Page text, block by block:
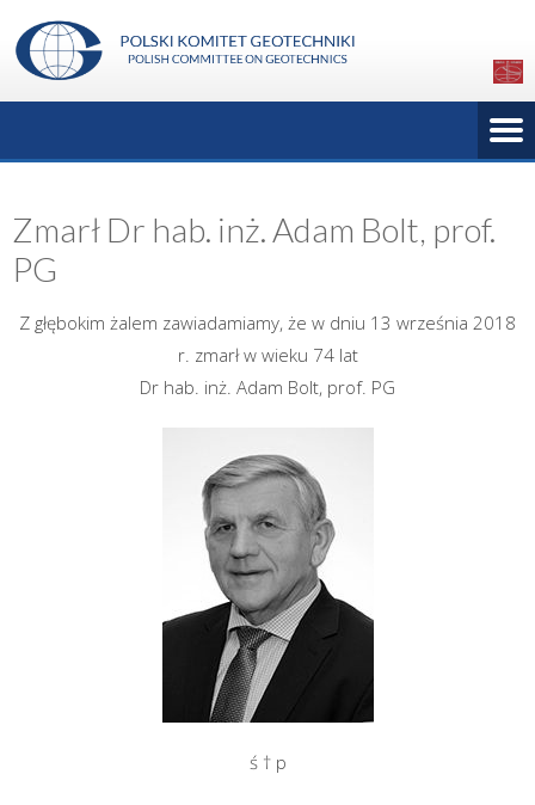
Zmarł Dr hab. inż. Adam Bolt, prof.
PG
Z głębokim żalem zawiadamiamy, że w dniu 13 września 2018
r. zmarł w wieku 74 lat
Dr hab. inż. Adam Bolt, prof. PG
ś † p